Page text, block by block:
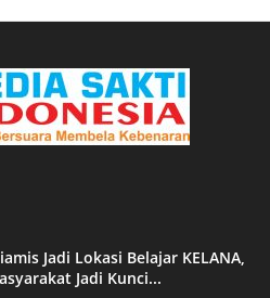
Jadi Lokasi Belajar KELANA,
Jadi Kunci...